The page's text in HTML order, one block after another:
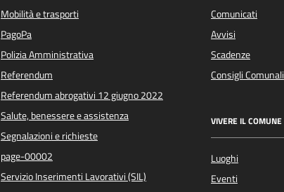
Mobilità e trasporti
PagoPa
Polizia Amministrativa
Referendum
Referendum abrogativi 12 giugno 2022
Salute, benessere e assistenza
Segnalazioni e richieste
page-00002
Servizio Inserimenti Lavorativi (SIL)
Comunicati
Avvisi
Scadenze
Consigli Comunali
VIVERE IL COMUNE
Luoghi
Eventi